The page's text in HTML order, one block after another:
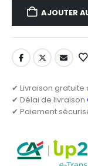
AJOUTER
✔ Livraison gratuite
✔ Délai de livraison
✔ Paiement